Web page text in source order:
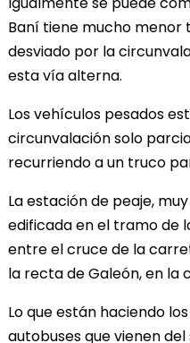
Baní tiene mucho menor
desviado por la
esta vía alterna.
Los vehículos pesados
circunvalación solo
recurriendo a un truco
La estación de peaje,
edificada en el tramo de
entre el cruce de la
la recta de Galeón, en la
Lo que están haciendo
autobuses que vienen